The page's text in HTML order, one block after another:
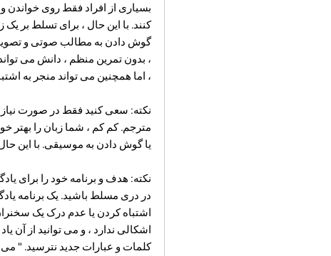
بسیاری از افراد فقط روی
کنند. با این حال ، برای تسلط بر
گوش دادن به مطالب صوتی و
، بدون تمرین منظم ، دانش می
، اما همچنین می تواند منجر به
نکته: سعی کنید فقط در صورت نیاز
مترجم. کم کم ، شما زبان را بهتر
یا گوش دادن به موسیقی. با این
نکته: هدف و برنامه خود را برای
در دری مسلط باشید. یک برنامه
اشتباه کردن یا عدم درک یک
اشکالی ندارد ، و می توانید از آن
کلمات و عبارات جدید نترسید. " می